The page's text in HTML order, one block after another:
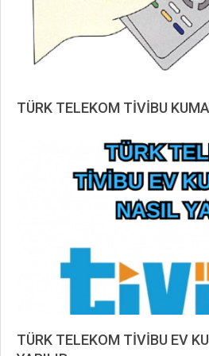
TÜRK TELEKOM TİVİBU
TÜRK TELEKOM TİVİBU EV